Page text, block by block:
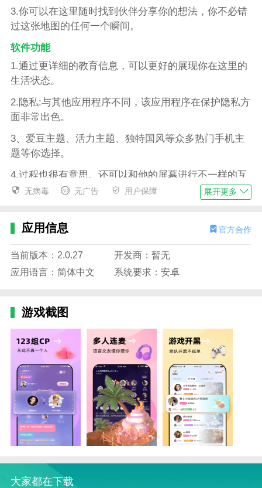
3.你可以在这里随时找到伙伴分享你的想法，你不必错
过这张地图的任何一个瞬间。
软件功能
1.通过更详细的教育信息，可以更好的展现你在这里的
生活状态。
2.隐私:与其他应用程序不同，该应用程序在保护隐私方
面非常出色。
3、爱豆主题、活力主题、独特国风等众多热门手机主
题等你选择。
4.过程也很有意思。还可以和他的屏幕进行不一样的互
动，感受互动的乐趣。
提供一个交友的平台软件。
6.很多人一起演奏各种主题声部。在一起，他们很有默
契。更容易一起听歌，温暖的陪伴不孤独，爱上一个人
一起唱歌，开启战斗。
1，可以根据自己的兴趣爱好选择，然后上传自己的图
片设置在桌面上，特别有意思。
2、可以根据自己喜欢的游戏或者兴趣、星座等打开盲
盒。，而且和志同道合的朋友匹配起来确实很人性化，
但是匹配的速度需要加快！总体来说，是一款非常不错
的交友软件。
3.大家的三观也很好。贴贴能不能创建一键阅读功能？
强迫症，想看完新闻，又觉得一个个点真的很麻烦。
优化界面，提升用户体验！
无病毒 无广告 用户保障 展开更多
应用信息 官方合作
当前版本：2.0.27
开发商：暂无
应用语言：简体中文
系统要求：安卓
游戏截图
大家都在下载